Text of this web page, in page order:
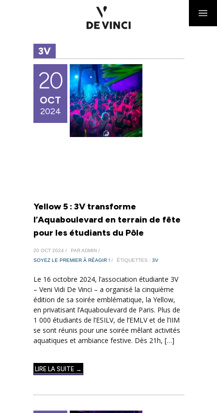
3V
20
OCT
2024
Yellow 5 : 3V transforme
l’Aquaboulevard en terrain de fête
pour les étudiants du Pôle
20 OCT 2024 /
PAR ADMIN /
SOYEZ LE PREMIER À RÉAGIR ! / ÉTIQUETTES : 3V
Le 16 octobre 2024, l’association étudiante 3V
– Veni Vidi De Vinci – a organisé la cinquième
édition de sa soirée emblématique, la Yellow,
en privatisant l’Aquaboulevard de Paris. Plus de
1 000 étudiants de l’ESILV, de l’EMLV et de l’IIM
se sont réunis pour une soirée mêlant activités
aquatiques et ambiance festive. Dès 21h, […]
LIRE LA SUITE →